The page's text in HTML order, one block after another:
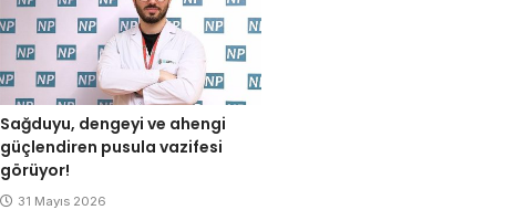
Sağduyu, dengeyi ve ahengi
güçlendiren pusula vazifesi
görüyor!
31 Mayıs 2026